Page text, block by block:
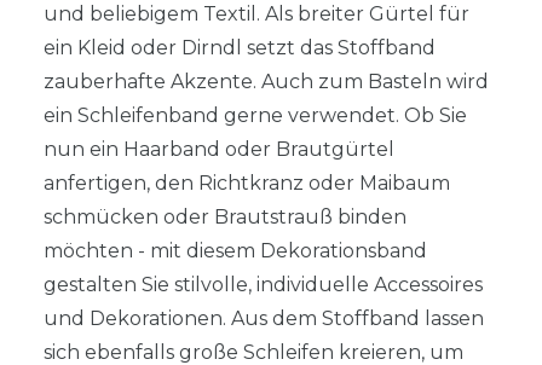
und beliebigem Textil. Als breiter Gürtel für
ein Kleid oder Dirndl setzt das Stoffband
zauberhafte Akzente. Auch zum Basteln wird
ein Schleifenband gerne verwendet. Ob Sie
nun ein Haarband oder Brautgürtel
anfertigen, den Richtkranz oder Maibaum
schmücken oder Brautstrauß binden
möchten - mit diesem Dekorationsband
gestalten Sie stilvolle, individuelle Accessoires
und Dekorationen. Aus dem Stoffband lassen
sich ebenfalls große Schleifen kreieren, um